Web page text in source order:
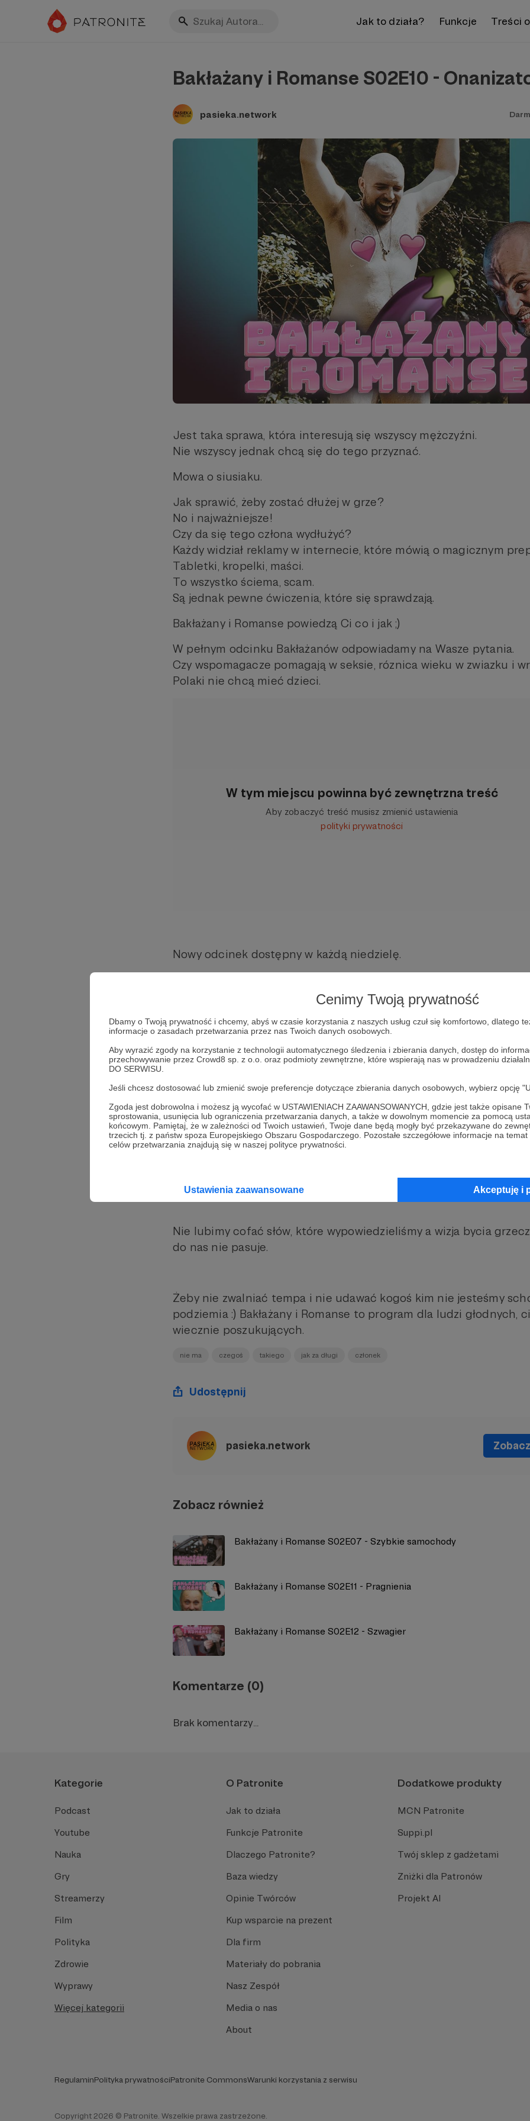
Cenimy Twoją prywatność
Dbamy o Twoją prywatność i chcemy, abyś w czasie korzystania z naszych usług czuł się komfortowo, dlatego
informacje o zasadach przetwarzania przez nas Twoich danych osobowych.
Aby wyrazić zgody na korzystanie z technologii automatycznego śledzenia i zbierania danych, dostęp do
przechowywanie przez Crowd8 sp. z o.o. oraz podmioty zewnętrzne, które wspierają nas w prowadzeniu
DO SERWISU.
Jeśli chcesz dostosować lub zmienić swoje preferencje dotyczące zbierania danych osobowych, wybierz opcję
Zgoda jest dobrowolna i możesz ją wycofać w USTAWIENIACH ZAAWANSOWANYCH, gdzie jest także opisane
sprostowania, usunięcia lub ograniczenia przetwarzania danych, a także w dowolnym momencie za pomocą
końcowym. Pamiętaj, że w zależności od Twoich ustawień, Twoje dane będą mogły być przekazywane do
trzecich tj. z państw spoza Europejskiego Obszaru Gospodarczego. Pozostałe szczegółowe informacje na
celów przetwarzania znajdują się w naszej polityce prywatności.
Ustawienia zaawansowane Akceptuję i
Jak to działa? Funkcje Treści
Bakłażany i Romanse S02E10 -
pasieka.network
Jest taka sprawa, która interesują się wszyscy mężczyźni.
Nie wszyscy jednak chcą się do tego przyznać.
Mowa o siusiaku.
Jak sprawić, żeby zostać dłużej w grze?
No i najważniejsze!
Czy da się tego człona wydłużyć?
Każdy widział reklamy w internecie, które mówią o magicznym
Tabletki, kropelki, maści.
To wszystko ściema, scam.
Są jednak pewne ćwiczenia, które się sprawdzają.
Bakłażany i Romanse powiedzą Ci co i jak ;)
W pełnym odcinku Bakłażanów odpowiadamy na Wasze pytania.
Czy wspomagacze pomagają w seksie, róznica wieku w zwiazku i
Polaki nie chcą mieć dzieci.
W tym miejscu powinna być zewnętrzna treść
Aby zobaczyć treść musisz zmienić ustawienia
polityki prywatności
Nowy odcinek dostępny w każdą niedzielę.
Jednocześnie przypominamy wszystkim naszym patronom, o
sprawdzanie wiadomości na platformie PATRONITE.
Wysyłamy tam link do platformy TELEGRAM gdzie dostępne są
Bakłażanów i Romansów.
Nie lubimy cofać słów, które wypowiedzieliśmy a wizja bycia
do nas nie pasuje.
Żeby nie zwalniać tempa i nie udawać kogoś kim nie jesteśmy
podziemia :) Bakłażany i Romanse to program dla ludzi głodnych,
wiecznie poszukujących.
nie ma czegoś takiego jak za długi członek
Udostępnij
pasieka.network
Zobacz również
Bakłażany i Romanse S02E07 - Szybkie samochody
Bakłażany i Romanse S02E11 - Pragnienia
Bakłażany i Romanse S02E12 - Szwagier
Komentarze (0)
Brak komentarzy...
Kategorie
Podcast
Youtube
Nauka
Gry
Streamerzy
Film
Polityka
Zdrowie
Wyprawy
Więcej kategorii
O Patronite
Jak to działa
Funkcje Patronite
Dlaczego Patronite?
Baza wiedzy
Opinie Twórców
Kup wsparcie na prezent
Dla firm
Materiały do pobrania
Nasz Zespół
Media o nas
About
Dodatkowe produkty
MCN Patronite
Suppi.pl
Twój sklep z gadżetami
Zniżki dla Patronów
Projekt AI
RegulaminPolityka prywatnościPatronite CommonsWarunki korzystania z serwisu
Copyright 2026 © Patronite. Wszelkie prawa zastrzeżone.